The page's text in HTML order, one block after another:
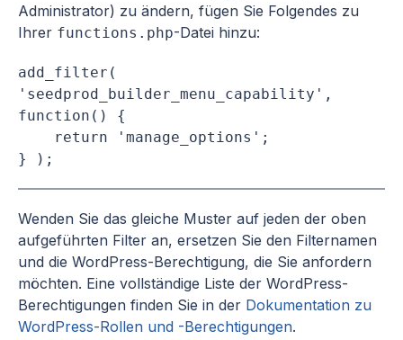
Administrator) zu ändern, fügen Sie Folgendes zu
Ihrer functions.php-Datei hinzu:
add_filter(
'seedprod_builder_menu_capability',
function() {
} );
Wenden Sie das gleiche Muster auf jeden der oben
aufgeführten Filter an, ersetzen Sie den Filternamen
und die WordPress-Berechtigung, die Sie anfordern
möchten. Eine vollständige Liste der WordPress-
Berechtigungen finden Sie in der Dokumentation zu
WordPress-Rollen und -Berechtigungen.